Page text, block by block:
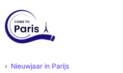
Nieuwjaar in Parijs